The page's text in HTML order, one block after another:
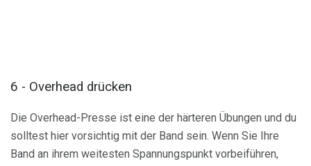
6 - Overhead drücken
Die Overhead-Presse ist eine der härteren Übungen und du
solltest hier vorsichtig mit der Band sein. Wenn Sie Ihre
Band an ihrem weitesten Spannungspunkt vorbeiführen,